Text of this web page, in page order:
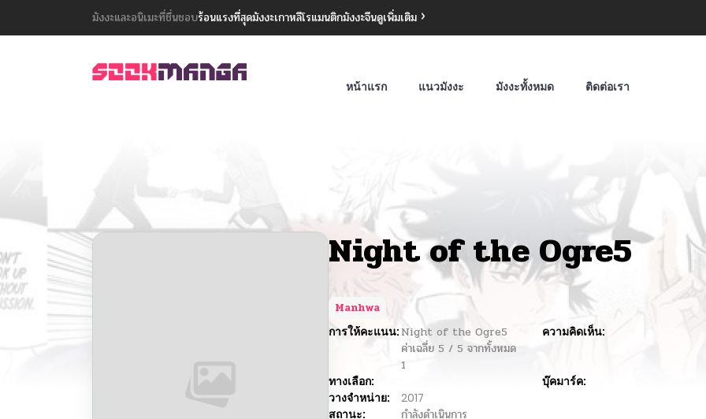
มังงะและอนิเมะที่ชื่นชอบร้อนแรงที่สุดมังงะเกาหลีโรแมนติกมังงะจีนดูเพิ่มเติม
หน้าแรก แนวมังงะ มังงะทั้งหมด ติดต่อเรา
Night of the Ogre5
Manhwa
การให้คะแนน: Night of the Ogre5
ค่าเฉลี่ย 5 / 5 จากทั้งหมด
1
ความคิดเห็น:
ทางเลือก:
บุ๊คมาร์ค:
วางจำหน่าย:
2017
สถานะ:
กำลังดำเนินการ